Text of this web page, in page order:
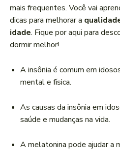
d
e
á
u
mais frequentes. Você vai
dicas para melhorar a
idade. Fique por aqui para
dormir melhor!
A insônia é comum em
mental e física.
As causas da insônia em
saúde e mudanças na vida.
A melatonina pode ajudar a